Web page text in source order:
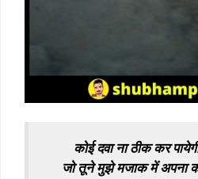
कोई दवा ना ठीक कर
जो तूने मुझे मजाक में अपना